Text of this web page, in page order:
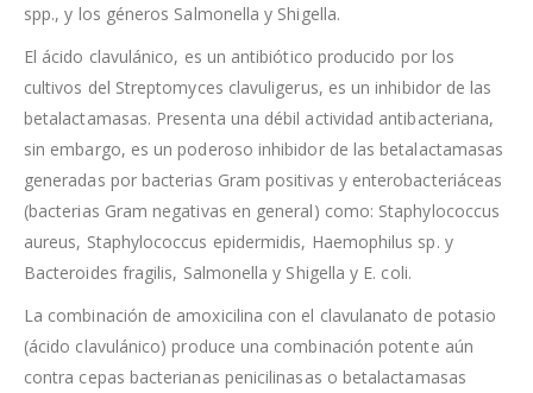
spp., y los géneros Salmonella y Shigella.
El ácido clavulánico, es un antibiótico producido por los
cultivos del Streptomyces clavuligerus, es un inhibidor de las
betalactamasas. Presenta una débil actividad antibacteriana,
sin embargo, es un poderoso inhibidor de las betalactamasas
generadas por bacterias Gram positivas y enterobacteriáceas
(bacterias Gram negativas en general) como: Staphylococcus
aureus, Staphylococcus epidermidis, Haemophilus sp. y
Bacteroides fragilis, Salmonella y Shigella y E. coli.
La combinación de amoxicilina con el clavulanato de potasio
(ácido clavulánico) produce una combinación potente aún
contra cepas bacterianas penicilinasas o betalactamasas